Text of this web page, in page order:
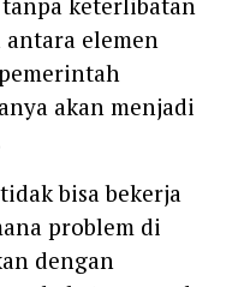
elemen
akan menjadi
bisa bekerja
problem di
dengan